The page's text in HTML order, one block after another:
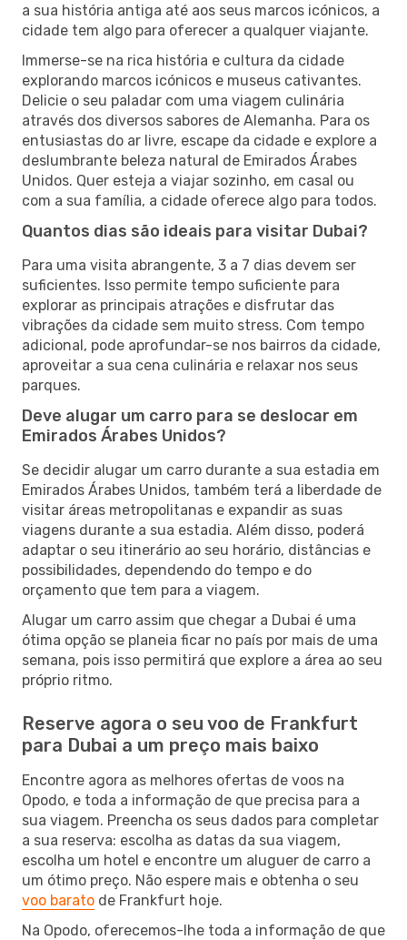
a sua história antiga até aos seus marcos icónicos, a
cidade tem algo para oferecer a qualquer viajante.
Immerse-se na rica história e cultura da cidade
explorando marcos icónicos e museus cativantes.
Delicie o seu paladar com uma viagem culinária
através dos diversos sabores de Alemanha. Para os
entusiastas do ar livre, escape da cidade e explore a
deslumbrante beleza natural de Emirados Árabes
Unidos. Quer esteja a viajar sozinho, em casal ou
com a sua família, a cidade oferece algo para todos.
Quantos dias são ideais para visitar Dubai?
Para uma visita abrangente, 3 a 7 dias devem ser
suficientes. Isso permite tempo suficiente para
explorar as principais atrações e disfrutar das
vibrações da cidade sem muito stress. Com tempo
adicional, pode aprofundar-se nos bairros da cidade,
aproveitar a sua cena culinária e relaxar nos seus
parques.
Deve alugar um carro para se deslocar em
Emirados Árabes Unidos?
Se decidir alugar um carro durante a sua estadia em
Emirados Árabes Unidos, também terá a liberdade de
visitar áreas metropolitanas e expandir as suas
viagens durante a sua estadia. Além disso, poderá
adaptar o seu itinerário ao seu horário, distâncias e
possibilidades, dependendo do tempo e do
orçamento que tem para a viagem.
Alugar um carro assim que chegar a Dubai é uma
ótima opção se planeia ficar no país por mais de uma
semana, pois isso permitirá que explore a área ao seu
próprio ritmo.
Reserve agora o seu voo de Frankfurt
para Dubai a um preço mais baixo
Encontre agora as melhores ofertas de voos na
Opodo, e toda a informação de que precisa para a
sua viagem. Preencha os seus dados para completar
a sua reserva: escolha as datas da sua viagem,
escolha um hotel e encontre um aluguer de carro a
um ótimo preço. Não espere mais e obtenha o seu
voo barato de Frankfurt hoje.
Na Opodo, oferecemos-lhe toda a informação de que